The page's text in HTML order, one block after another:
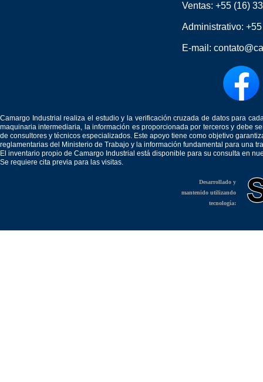
Ventas: +55 (16)
Administrativo:
E-mail:
Camargo Industrial realiza el estudio y la verificación cruzada de datos para
maquinaria intermediaria, la información es proporcionada por terceros y debe
de consultores y técnicos especializados. Este apoyo tiene como objetivo
reglamentarias del Ministerio de Trabajo y la información fundamental para una
El inventario propio de Camargo Industrial está disponible para su consulta en
Se requiere cita previa para las visitas.
Desarrollado y
mantenido utilizando
tecnología: